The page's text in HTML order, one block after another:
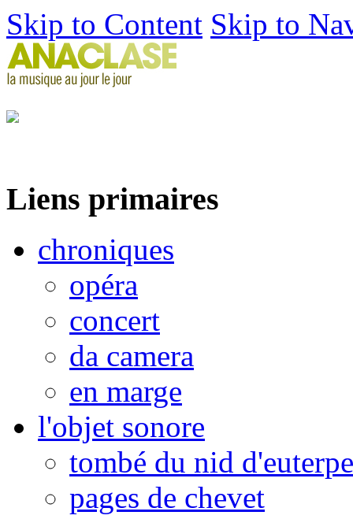
Skip to Content Skip to
Liens primaires
chroniques
opéra
concert
da camera
en marge
l'objet sonore
tombé du nid d'euterpe
pages de chevet